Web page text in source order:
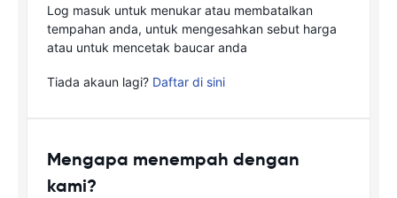
Log masuk untuk menukar atau membatalkan
tempahan anda, untuk mengesahkan sebut harga
atau untuk mencetak baucar anda
Tiada akaun lagi? Daftar di sini
Mengapa menempah dengan
kami?